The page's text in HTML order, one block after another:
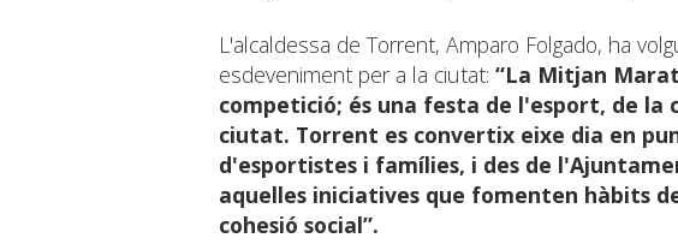
L'alcaldessa de Torrent, Amparo Folgado, ha
esdeveniment per a la ciutat: “La Mitjan
competició; és una festa de l'esport, de la
ciutat. Torrent es convertix eixe dia en
d'esportistes i famílies, i des de
aquelles iniciatives que fomenten hàbits
cohesió social”.